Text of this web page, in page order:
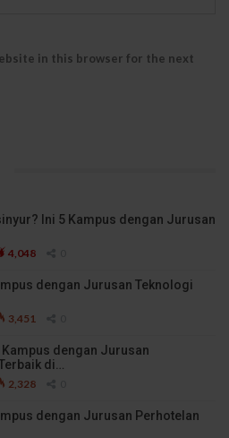
in this browser for the next
Ini 5 Kampus dengan Jurusan
4,048
dengan Jurusan Teknologi
3,451
dengan Jurusan
di…
2,328
dengan Jurusan Perhotelan